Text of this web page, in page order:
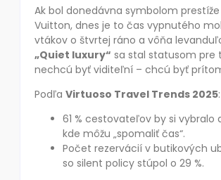
Ak bol donedávna symbolom prestíže
Vuitton, dnes je to čas vypnutého
vtákov o štvrtej ráno a vôňa
„Quiet luxury“ sa stal statusom pre
nechcú byť viditeľní – chcú byť
Podľa Virtuoso Travel Trends 2025:
61 % cestovateľov by si vybralo
kde môžu „spomaliť čas“.
Počet rezervácií v butikových
so silent policy stúpol o 29 %.